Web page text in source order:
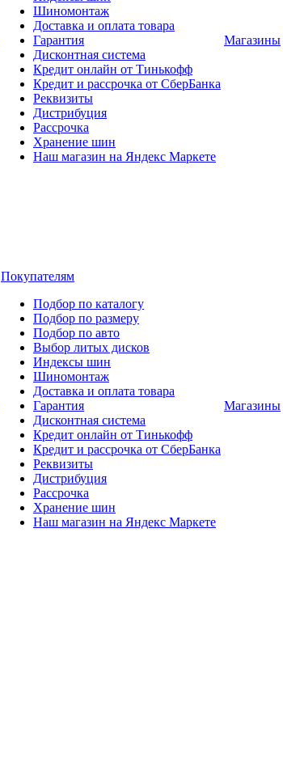
Шиномонтаж
Доставка и оплата товара
Гарантия
Дисконтная система
Кредит онлайн от Тинькофф
Кредит и рассрочка от СберБанка
Реквизиты
Дистрибуция
Рассрочка
Хранение шин
Наш магазин на Яндекс Маркете
Магазины
Покупателям
Подбор по каталогу
Подбор по размеру
Подбор по авто
Выбор литых дисков
Индексы шин
Шиномонтаж
Доставка и оплата товара
Гарантия
Дисконтная система
Кредит онлайн от Тинькофф
Кредит и рассрочка от СберБанка
Реквизиты
Дистрибуция
Рассрочка
Хранение шин
Наш магазин на Яндекс Маркете
Магазины